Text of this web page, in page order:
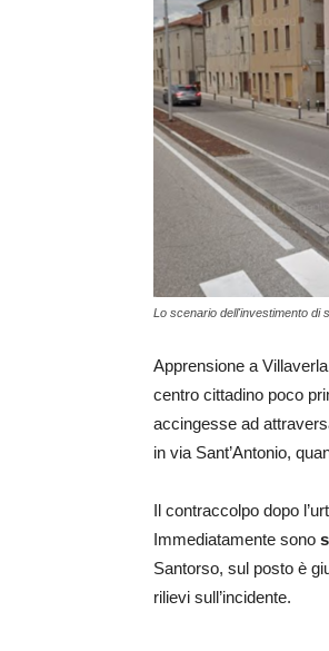
Lo scenario dell'investimento di
Apprensione a Villaverla
centro cittadino poco
accingesse ad
in via Sant’Antonio,
Il contraccolpo dopo
Immediatamente sono
Santorso, sul posto è
rilievi sull’incidente.